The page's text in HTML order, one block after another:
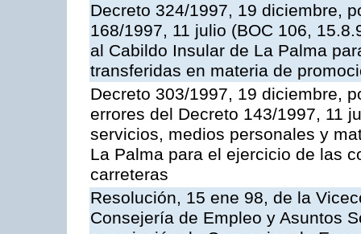
Decreto 324/1997, 19 diciembre,
168/1997, 11 julio (BOC 106,
al Cabildo Insular de La Palma
transferidas en materia de
Decreto 303/1997, 19 diciembre,
errores del Decreto 143/1997, 11
servicios, medios personales y
La Palma para el ejercicio de las
carreteras
Resolución, 15 ene 98, de la
Consejería de Empleo y Asuntos